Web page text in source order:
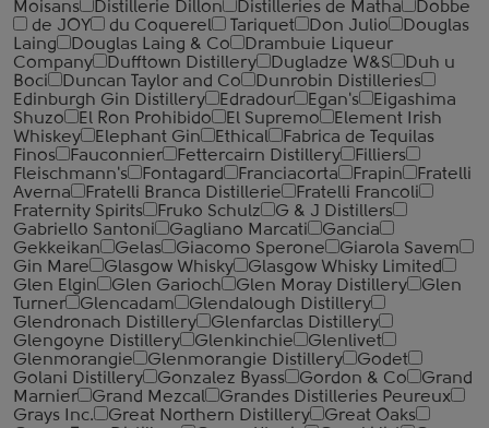
Moisans
Distillerie Dillon Distilleries de Matha
Dobbe
de JOY
du Coquerel Tariquet Don Julio
Douglas
Laing
Douglas Laing & Co
Drambuie Liqueur
Company
Dufftown Distillery Dugladze W&S
Duh u
Boci
Duncan Taylor and Co
Dunrobin Distilleries
Edinburgh Gin Distillery
Edradour Egan's
Eigashima
Shuzo
El Ron Prohibido El Supremo
Element Irish
Whiskey
Elephant Gin Ethical
Fabrica de Tequilas
Finos
Fauconnier Fettercairn Distillery
Filliers
Fleischmann's
Fontagard Franciacorta Frapin
Fratelli
Averna
Fratelli Branca Distillerie
Fratelli ‎Francoli
Fraternity Spirits
Fruko Schulz
G & J Distillers
Gabriello Santoni
Gagliano Marcati
Gancia
Gekkeikan
Gelas Giacomo Sperone
Giarola Savem
Gin Mare
Glasgow Whisky
Glasgow Whisky Limited
Glen Elgin
Glen Garioch Glen Moray Distillery
Glen
Turner
Glencadam
Glendalough Distillery
Glendronach Distillery
Glenfarclas Distillery
Glengoyne Distillery
Glenkinchie
Glenlivet
Glenmorangie
Glenmorangie Distillery
Godet
Golani Distillery
Gonzalez Byass Gordon & Co
Grand
Marnier
Grand Mezcal
Grandes Distilleries Peureux
Grays Inc.
Great Northern Distillery
Great Oaks